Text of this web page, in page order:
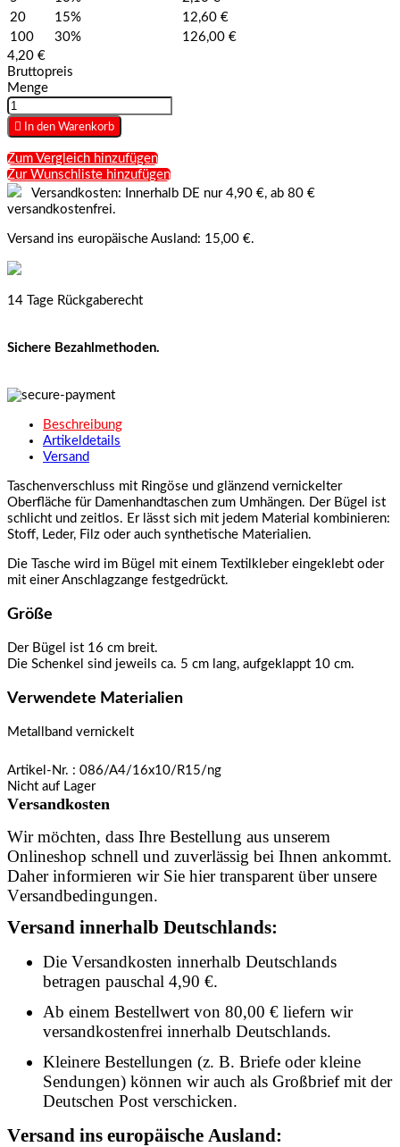
20
15%
12,60 €
100
30%
126,00 €
4,20 €
Bruttopreis
Menge
 In den Warenkorb
Zum Vergleich hinzufügen
Zur Wunschliste hinzufügen
Versandkosten: Innerhalb DE nur 4,90 €, ab 80 €
versandkostenfrei.
Versand ins europäische Ausland: 15,00 €.
14 Tage Rückgaberecht
Sichere Bezahlmethoden.
Beschreibung
Artikeldetails
Versand
Taschenverschluss mit Ringöse und glänzend vernickelter
Oberfläche für Damenhandtaschen zum Umhängen. Der Bügel ist
schlicht und zeitlos. Er lässt sich mit jedem Material kombinieren:
Stoff, Leder, Filz oder auch synthetische Materialien.
Die Tasche wird im Bügel mit einem Textilkleber eingeklebt oder
mit einer Anschlagzange festgedrückt.
Größe
Der Bügel ist 16 cm breit.
Die Schenkel sind jeweils ca. 5 cm lang, aufgeklappt 10 cm.
Verwendete Materialien
Metallband vernickelt
Artikel-Nr. : 086/A4/16x10/R15/ng
Nicht auf Lager
Versandkosten
Wir möchten, dass Ihre Bestellung aus unserem
Onlineshop schnell und zuverlässig bei Ihnen ankommt.
Daher informieren wir Sie hier transparent über unsere
Versandbedingungen.
Versand innerhalb Deutschlands:
Die Versandkosten innerhalb Deutschlands
betragen pauschal 4,90 €.
Ab einem Bestellwert von 80,00 € liefern wir
versandkostenfrei innerhalb Deutschlands.
Kleinere Bestellungen (z. B. Briefe oder kleine
Sendungen) können wir auch als Großbrief mit der
Deutschen Post verschicken.
Versand ins europäische Ausland: